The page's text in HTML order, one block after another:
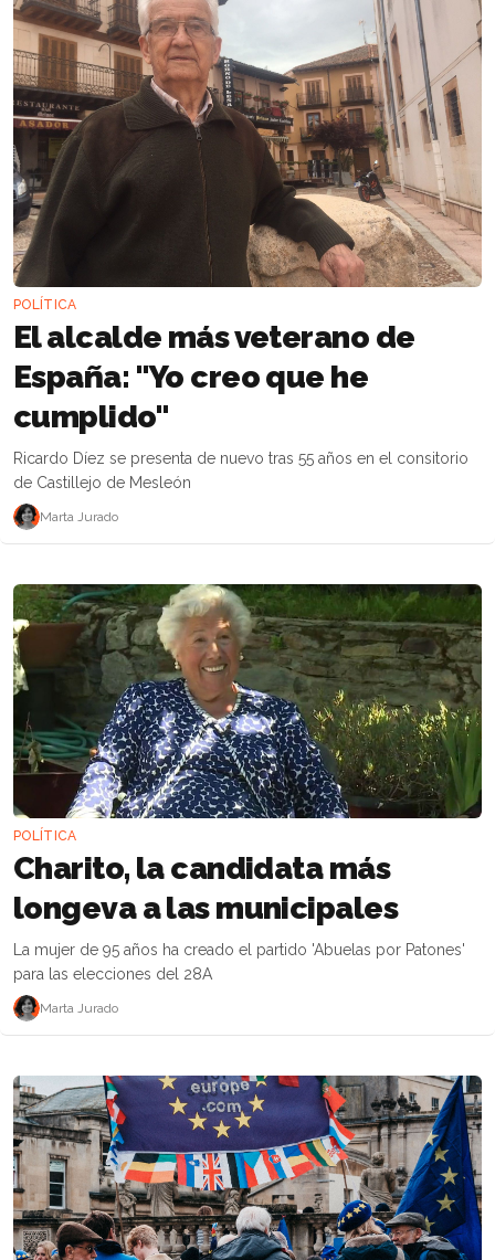
POLÍTICA
El alcalde más veterano de
España: "Yo creo que he
cumplido"
Ricardo Díez se presenta de nuevo tras 55 años en el consitorio
de Castillejo de Mesleón
Marta Jurado
POLÍTICA
Charito, la candidata más
longeva a las municipales
La mujer de 95 años ha creado el partido 'Abuelas por Patones'
para las elecciones del 28A
Marta Jurado